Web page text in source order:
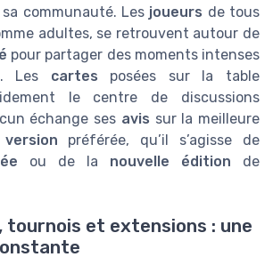
communauté. Les joueurs de tous
adultes, se retrouvent autour de
pour partager des moments intenses
Les cartes posées sur la table
le centre de discussions
échange ses avis sur la meilleure
version préférée, qu’il s’agisse de
ou de la nouvelle édition de
tournois et extensions : une